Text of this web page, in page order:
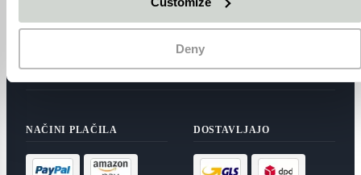
Deny
E-pošta:info@sapigmbh.de
WhatsApp:
E-pošta:info@sapigmbh.de
NAČINI PLAČILA DOSTAVLJAJO